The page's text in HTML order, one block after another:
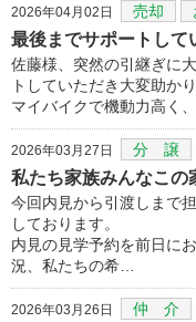
2026年04月02日 売却
最後までサポートして
佐藤様、突然の引継ぎに
トしていただき大変助かり
マイバイクで機動力高く
2026年03月27日 分 譲
私たち家族みんなこの
今回内見から引渡しまで
しております。
内見の見学予約を前日に
況、私たちの希…
2026年03月26日 仲 介